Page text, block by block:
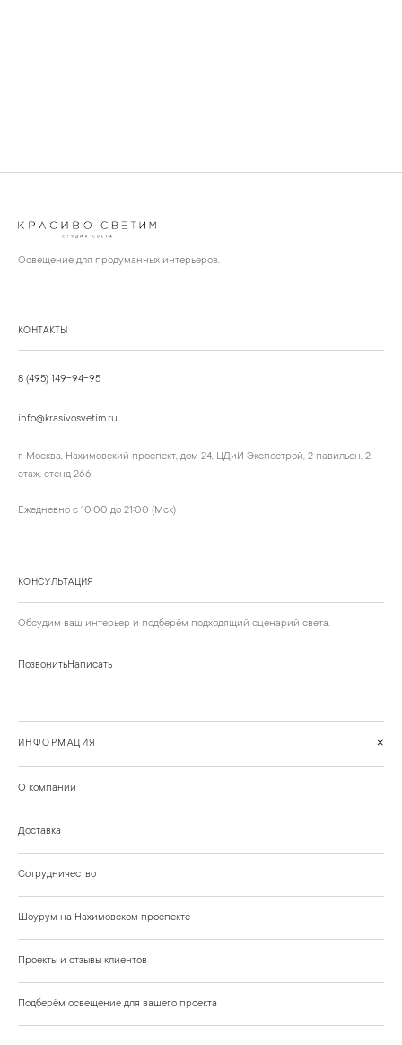
Освещение для продуманных интерьеров.
КОНТАКТЫ
8 (495) 149-94-95
info@krasivosvetim.ru
г. Москва, Нахимовский проспект, дом 24, ЦДиИ Экспострой, 2 павильон, 2
этаж, стенд 266
Ежедневно с 10:00 до 21:00 (Мск)
КОНСУЛЬТАЦИЯ
Обсудим ваш интерьер и подберём подходящий сценарий света.
ПозвонитьНаписать
ИНФОРМАЦИЯ +
О компании
Доставка
Сотрудничество
Шоурум на Нахимовском проспекте
Проекты и отзывы клиентов
Подберём освещение для вашего проекта